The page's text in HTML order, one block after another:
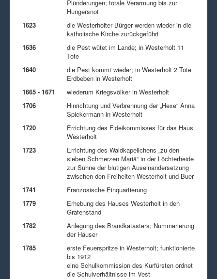
Plünderungen; totale Verarmung bis zur
Hungersnot
1623
die Westerholter Bürger werden wieder in die
katholische Kirche zurückgeführt
1636
die Pest wütet im Lande; in Westerholt 11
Tote
1640
die Pest kommt wieder; in Westerholt 2 Tote
Erdbeben in Westerholt
1665 - 1671
wiederum Kriegsvölker in Westerholt
1706
Hinrichtung und Verbrennung der „Hexe“ Anna
Spiekermann in Westerholt
1720
Errichtung des Fideikommisses für das Haus
Westerholt
1723
Errichtung des Waldkapellchens „zu den
sieben Schmerzen Mariä“ in der Löchterheide
zur Sühne der blutigen Auseinandersetzung
zwischen den Freiheiten Westerholt und Buer
1741
Französische Einquartierung
1779
Erhebung des Hauses Westerholt in den
Grafenstand
1782
Anlegung des Brandkatasters; Nummerierung
der Häuser
1785
erste Feuerspritze in Westerholt; funktionierte
bis 1912
eine Schulkommission des Kurfürsten ordnet
die Schulverhältnisse im Vest